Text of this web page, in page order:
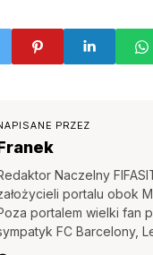
PRZEZ
Naczelny
portalu obok
portalem wielki fan
FC Barcelony,